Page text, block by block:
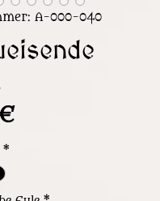
A-000-040
*